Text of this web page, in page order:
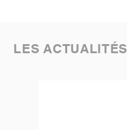
LES ACTUALITÉS